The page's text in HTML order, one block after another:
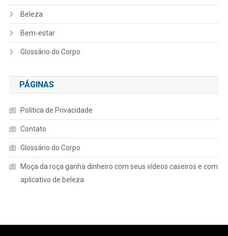
Beleza
Bem-estar
Glossário do Corpo
PÁGINAS
Política de Privacidade
Contato
Glossário do Corpo
Moça da roça ganha dinheiro com seus vídeos caseiros e com
aplicativo de beleza